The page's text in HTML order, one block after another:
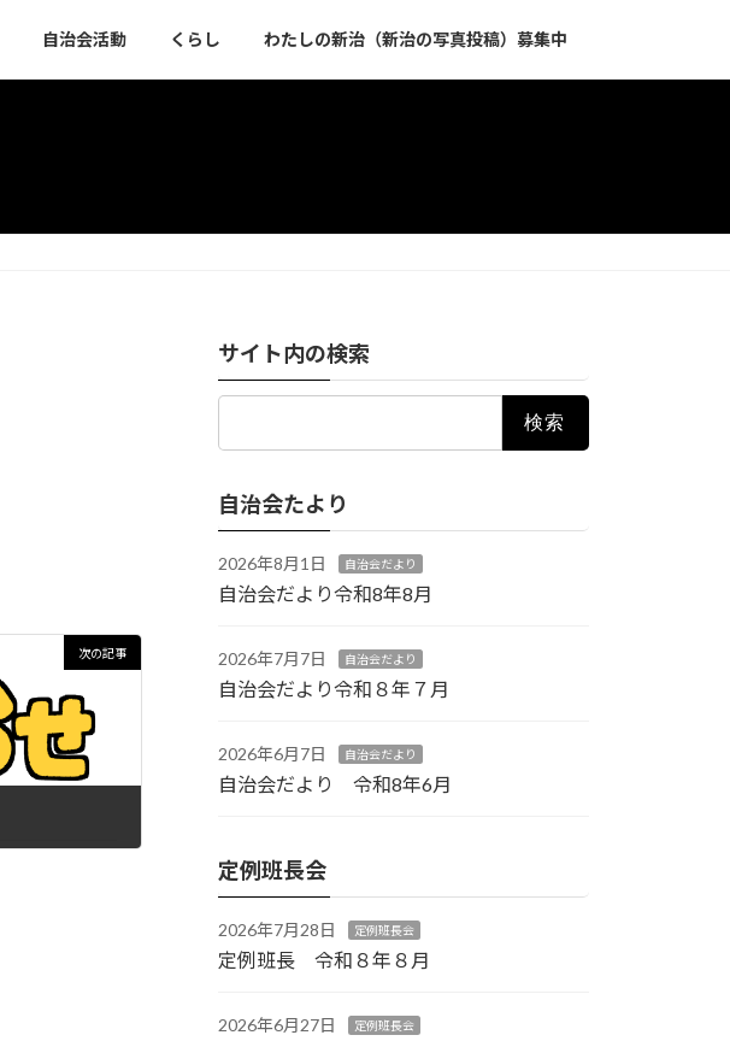
自治会活動 くらし わたしの新治（新治の写真投稿）募集中
次の記事
サイト内の検索
自治会たより
2026年8月1日 自治会だより
自治会だより令和8年8月
2026年7月7日 自治会だより
自治会だより令和８年７月
2026年6月7日 自治会だより
自治会だより 令和8年6月
定例班長会
2026年7月28日 定例班長会
定例班長 令和８年８月
2026年6月27日 定例班長会